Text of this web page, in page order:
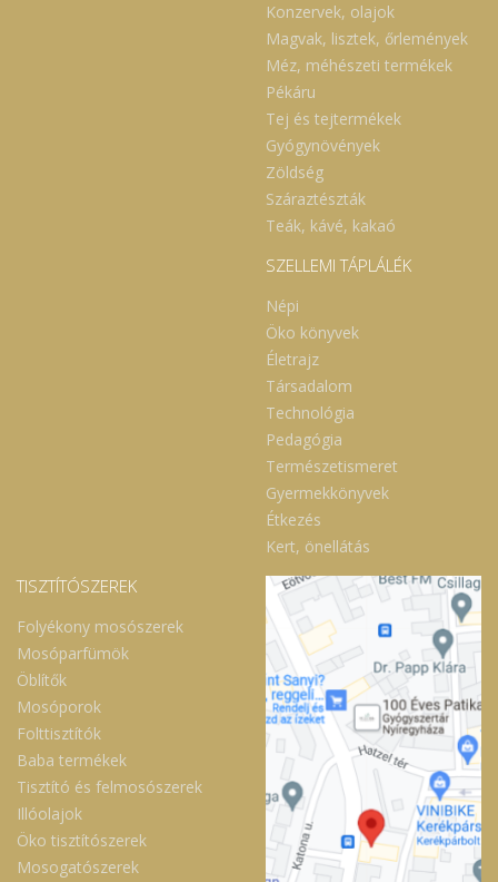
Konzervek, olajok
Magvak, lisztek, őrlemények
Méz, méhészeti termékek
Pékáru
Tej és tejtermékek
Gyógynövények
Zöldség
Száraztészták
Teák, kávé, kakaó
SZELLEMI TÁPLÁLÉK
Népi
Öko könyvek
Életrajz
Társadalom
Technológia
Pedagógia
Természetismeret
Gyermekkönyvek
Étkezés
Kert, önellátás
TISZTÍTÓSZEREK
Folyékony mosószerek
Mosóparfümök
Öblítők
Mosóporok
Folttisztítók
Baba termékek
Tisztító és felmosószerek
Illóolajok
Öko tisztítószerek
Mosogatószerek